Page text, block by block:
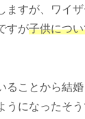
ますが、ワイ
すが子供につ
ることから結
うになったそう